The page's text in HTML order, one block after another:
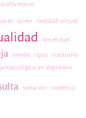
es quien realidad virtual
sinceridad
tienda tipos trastorno
en depresión
violación violencia